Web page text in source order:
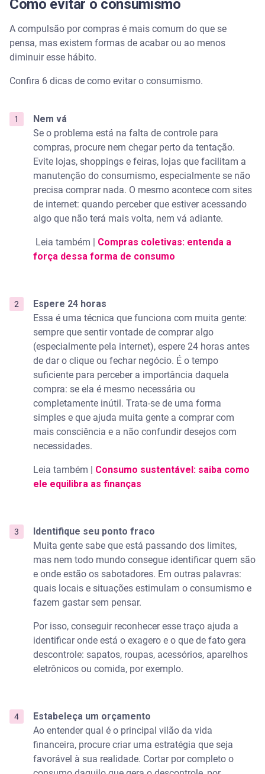
Como evitar o consumismo
A compulsão por compras é mais comum do que se
pensa, mas existem formas de acabar ou ao menos
diminuir esse hábito.
Confira 6 dicas de como evitar o consumismo.
Nem vá
Se o problema está na falta de controle para
compras, procure nem chegar perto da tentação.
Evite lojas, shoppings e feiras, lojas que facilitam a
manutenção do consumismo, especialmente se não
precisa comprar nada. O mesmo acontece com sites
de internet: quando perceber que estiver acessando
algo que não terá mais volta, nem vá adiante.
Leia também | Compras coletivas: entenda a
força dessa forma de consumo
Espere 24 horas
Essa é uma técnica que funciona com muita gente:
sempre que sentir vontade de comprar algo
(especialmente pela internet), espere 24 horas antes
de dar o clique ou fechar negócio. É o tempo
suficiente para perceber a importância daquela
compra: se ela é mesmo necessária ou
completamente inútil. Trata-se de uma forma
simples e que ajuda muita gente a comprar com
mais consciência e a não confundir desejos com
necessidades.
Leia também | Consumo sustentável: saiba como
ele equilibra as finanças
Identifique seu ponto fraco
Muita gente sabe que está passando dos limites,
mas nem todo mundo consegue identificar quem são
e onde estão os sabotadores. Em outras palavras:
quais locais e situações estimulam o consumismo e
fazem gastar sem pensar.
Por isso, conseguir reconhecer esse traço ajuda a
identificar onde está o exagero e o que de fato gera
descontrole: sapatos, roupas, acessórios, aparelhos
eletrônicos ou comida, por exemplo.
Estabeleça um orçamento
Ao entender qual é o principal vilão da vida
financeira, procure criar uma estratégia que seja
favorável à sua realidade. Cortar por completo o